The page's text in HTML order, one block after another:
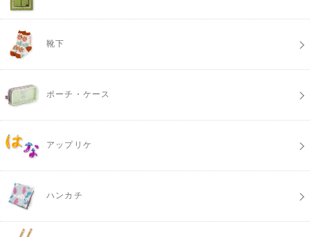
靴下
ポーチ・ケース
アップリケ
ハンカチ